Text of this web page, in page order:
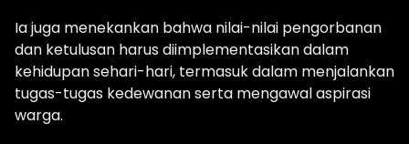
Ia juga menekankan bahwa nilai-nilai pengorbanan
dan ketulusan harus diimplementasikan dalam
kehidupan sehari-hari, termasuk dalam menjalankan
tugas-tugas kedewanan serta mengawal aspirasi
warga.